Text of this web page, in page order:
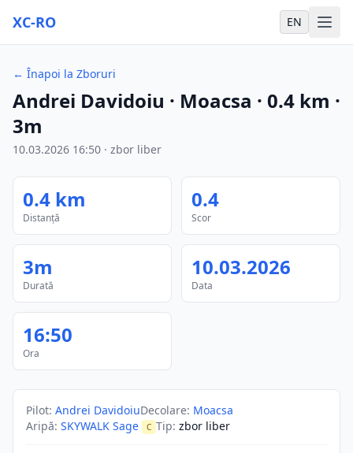
XC-RO EN
← Înapoi la Zboruri
Andrei Davidoiu · Moacsa · 0.4 km ·
3m
10.03.2026 16:50 · zbor liber
0.4 km
Distanță
0.4
Scor
3m
Durată
10.03.2026
Data
16:50
Ora
Pilot: Andrei DavidoiuDecolare: Moacsa
Aripă: SKYWALK Sage C Tip: zbor liber